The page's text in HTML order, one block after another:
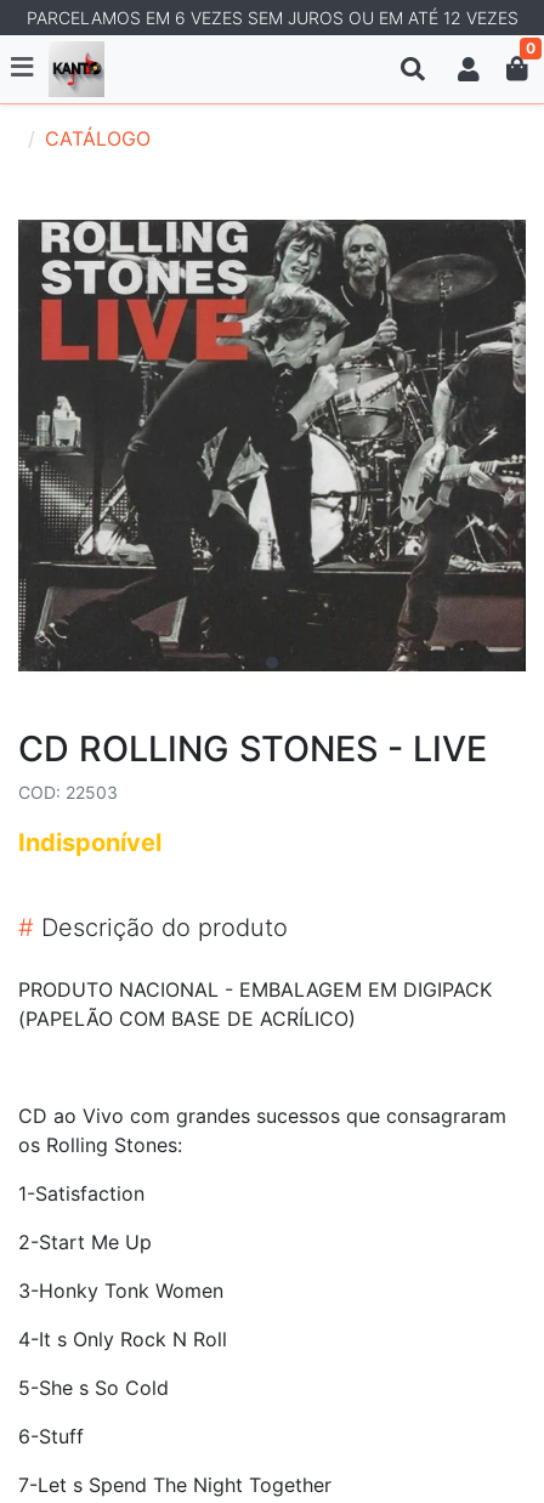
PARCELAMOS EM 6 VEZES SEM JUROS OU EM ATÉ 12 VEZES
0
CATÁLOGO
CD ROLLING STONES - LIVE
COD: 22503
Indisponível
# Descrição do produto
PRODUTO NACIONAL - EMBALAGEM EM DIGIPACK
(PAPELÃO COM BASE DE ACRÍLICO)
CD ao Vivo com grandes sucessos que consagraram
os Rolling Stones:
1-Satisfaction
2-Start Me Up
3-Honky Tonk Women
4-It s Only Rock N Roll
5-She s So Cold
6-Stuff
7-Let s Spend The Night Together